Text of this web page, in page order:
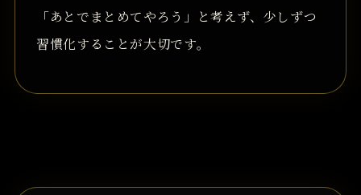
「あとでまとめてやろう」と考えず、少しずつ
習慣化することが大切です。